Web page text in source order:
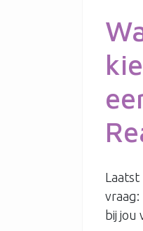
Laatst
vraag:
bij jou